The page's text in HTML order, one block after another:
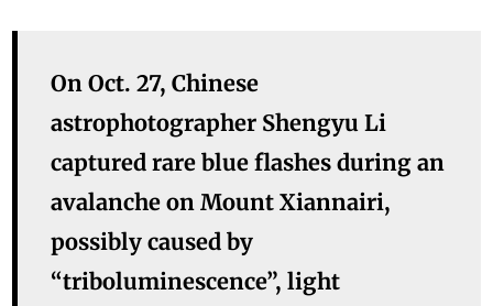
On Oct. 27, Chinese
astrophotographer Shengyu Li
captured rare blue flashes during an
avalanche on Mount Xiannairi,
possibly caused by
“triboluminescence”, light